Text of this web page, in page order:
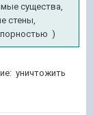
существа,
стены,
)
уничтожить